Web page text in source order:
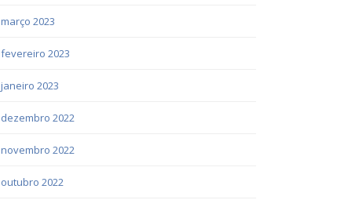
março 2023
fevereiro 2023
janeiro 2023
dezembro 2022
novembro 2022
outubro 2022